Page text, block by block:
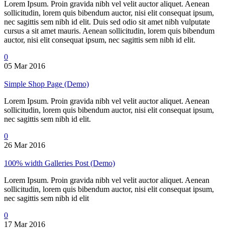
Lorem Ipsum. Proin gravida nibh vel velit auctor aliquet. Aenean
sollicitudin, lorem quis bibendum auctor, nisi elit consequat ipsum,
nec sagittis sem nibh id elit. Duis sed odio sit amet nibh vulputate
cursus a sit amet mauris. Aenean sollicitudin, lorem quis bibendum
auctor, nisi elit consequat ipsum, nec sagittis sem nibh id elit.
0
05 Mar 2016
Simple Shop Page (Demo)
Lorem Ipsum. Proin gravida nibh vel velit auctor aliquet. Aenean
sollicitudin, lorem quis bibendum auctor, nisi elit consequat ipsum,
nec sagittis sem nibh id elit.
0
26 Mar 2016
100% width Galleries Post (Demo)
Lorem Ipsum. Proin gravida nibh vel velit auctor aliquet. Aenean
sollicitudin, lorem quis bibendum auctor, nisi elit consequat ipsum,
nec sagittis sem nibh id elit
0
17 Mar 2016